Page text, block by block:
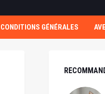
CONDITIONS GÉNÉRALES